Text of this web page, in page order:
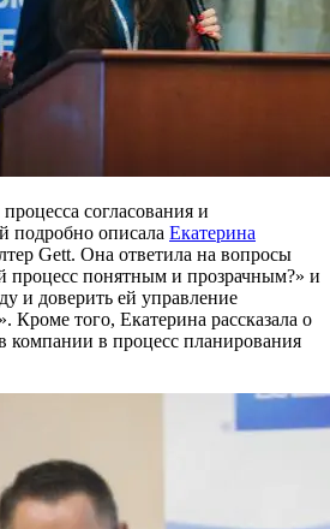
согласования и
подробно описала Екатерина
Gett. Она ответила на вопросы
процесс понятным и прозрачным?» и
и доверить ей управление
Кроме того, Екатерина рассказала о
компании в процесс планирования